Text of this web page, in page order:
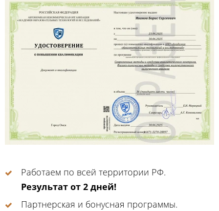
Работаем по всей территории РФ.
Результат от 2 дней!
Партнерская и бонусная программы.